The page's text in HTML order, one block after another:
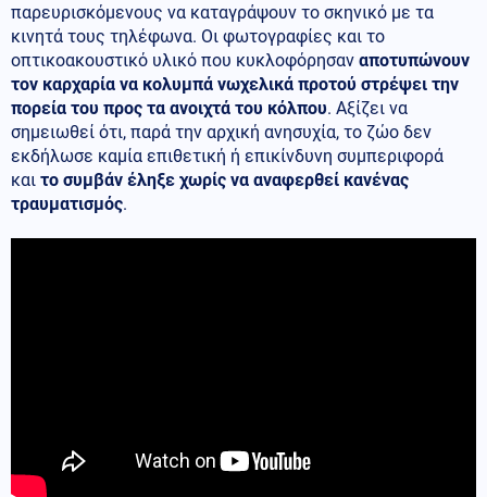
παρευρισκόμενους να καταγράψουν το σκηνικό με τα
κινητά τους τηλέφωνα. Οι φωτογραφίες και το
οπτικοακουστικό υλικό που κυκλοφόρησαν αποτυπώνουν
τον καρχαρία να κολυμπά νωχελικά προτού στρέψει την
πορεία του προς τα ανοιχτά του κόλπου. Αξίζει να
σημειωθεί ότι, παρά την αρχική ανησυχία, το ζώο δεν
εκδήλωσε καμία επιθετική ή επικίνδυνη συμπεριφορά
και το συμβάν έληξε χωρίς να αναφερθεί κανένας
τραυματισμός.